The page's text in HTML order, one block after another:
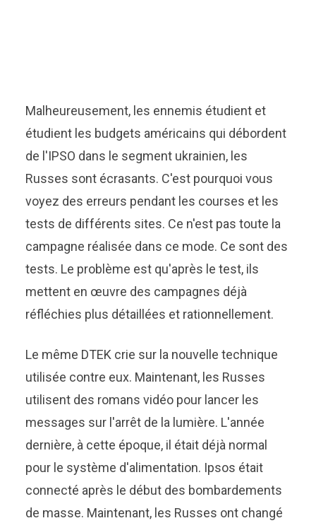
Malheureusement, les ennemis étudient et
étudient les budgets américains qui débordent
de l'IPSO dans le segment ukrainien, les
Russes sont écrasants. C'est pourquoi vous
voyez des erreurs pendant les courses et les
tests de différents sites. Ce n'est pas toute la
campagne réalisée dans ce mode. Ce sont des
tests. Le problème est qu'après le test, ils
mettent en œuvre des campagnes déjà
réfléchies plus détaillées et rationnellement.
Le même DTEK crie sur la nouvelle technique
utilisée contre eux. Maintenant, les Russes
utilisent des romans vidéo pour lancer les
messages sur l'arrêt de la lumière. L'année
dernière, à cette époque, il était déjà normal
pour le système d'alimentation. Ipsos était
connecté après le début des bombardements
de masse. Maintenant, les Russes ont changé